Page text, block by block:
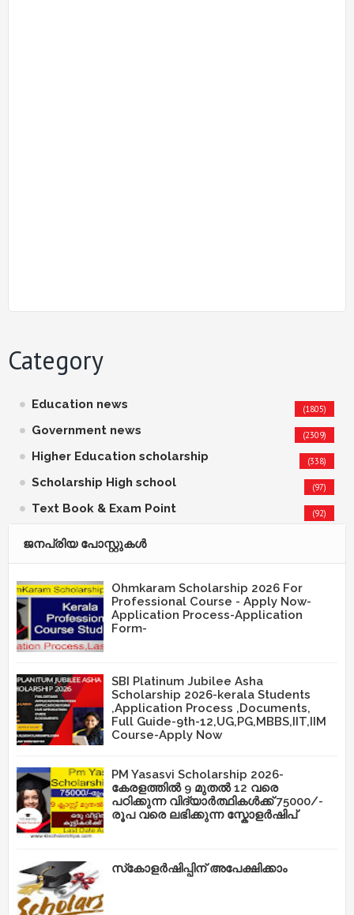
Category
Education news (1805)
Government news (2309)
Higher Education scholarship (338)
Scholarship High school (97)
Text Book & Exam Point (92)
ജനപ്രിയ പോസ്റ്റുകള്‍‌
Ohmkaram Scholarship 2026 For
Professional Course - Apply Now-
Application Process-Application
Form-
SBI Platinum Jubilee Asha
Scholarship 2026-kerala Students
,Application Process ,Documents,
Full Guide-9th-12,UG,PG,MBBS,IIT,IIM
Course-Apply Now
PM Yasasvi Scholarship 2026-
കേരളത്തിൽ 9 മുതൽ 12 വരെ
പഠിക്കുന്ന വിദ്യാർത്ഥികൾക്ക് 75000/-
രൂപ വരെ ലഭിക്കുന്ന സ്കോളർഷിപ്
സ്‌കോളർഷിപ്പിന് അപേക്ഷിക്കാം